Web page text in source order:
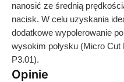
nanosić ze średnią
nacisk. W celu uzyskania
dodatkowe wypolerowanie
wysokim połysku (Micro
P3.01).
Opinie